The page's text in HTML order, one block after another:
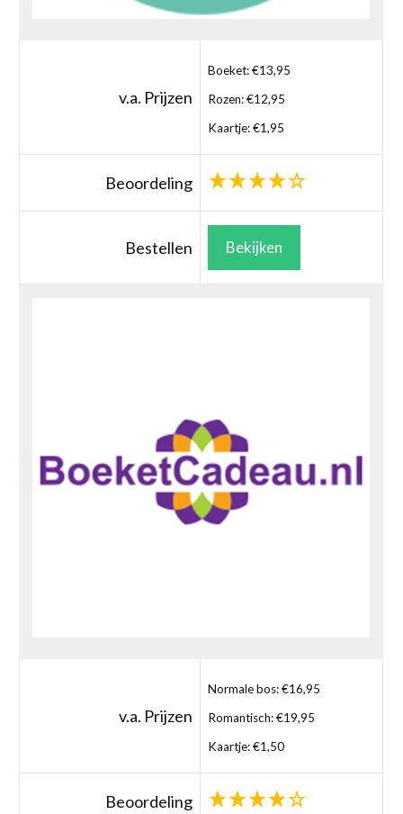
v.a. Prijzen
Boeket: €13,95
Rozen: €12,95
Kaartje: €1,95
Beoordeling
Bestellen Bekijken
v.a. Prijzen
Normale bos: €16,95
Romantisch: €19,95
Kaartje: €1,50
Beoordeling